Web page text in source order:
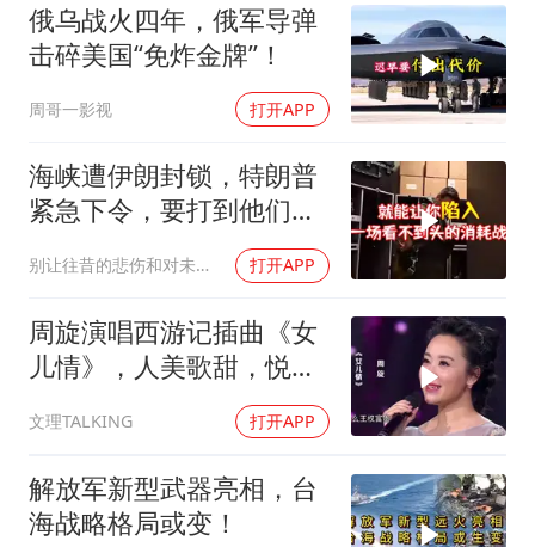
国防部：中国军队坚决反制任何闹海挑衅图谋
我国外贸延续良好增长态势
夯实基础开新局
俄乌战火四年，俄军导弹
击碎美国“免炸金牌”！
周哥一影视 打开APP
海峡遭伊朗封锁，特朗普
紧急下令，要打到他们承
别让往昔的悲伤和对未来的恐惧 打开APP
周旋演唱西游记插曲《女
儿情》，人美歌甜，悦耳
文理TALKING 打开APP
解放军新型武器亮相，台
海战略格局或变！